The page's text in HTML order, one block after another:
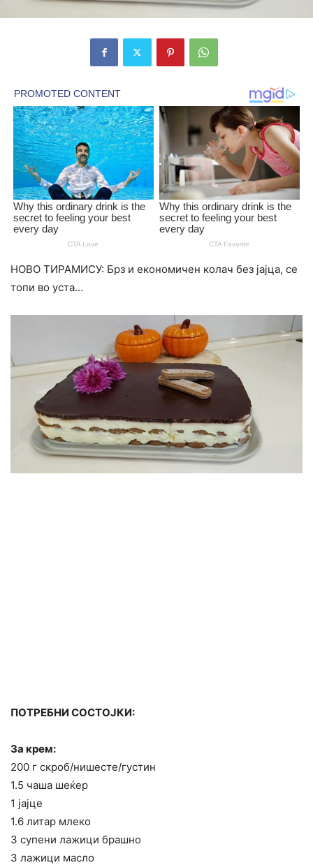
НОВО ТИРАМИСУ: Брз и економичен колач без јајца, се
топи во уста…
ПОТРЕБНИ СОСТОЈКИ:
За крем:
200 г скроб/нишесте/густин
1.5 чаша шеќер
1 јајце
1.6 литар млеко
3 супени лажици брашно
3 лажици масло